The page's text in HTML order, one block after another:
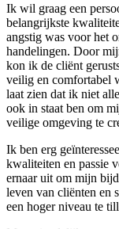
Ik wil graag een
belangrijkste
angstig was voor het
handelingen. Door
kon ik de cliënt
veilig en comfortabel
laat zien dat ik niet
ook in staat ben om
veilige omgeving te
Ik ben erg
kwaliteiten en passie
ernaar uit om mijn
leven van cliënten en
een hoger niveau te